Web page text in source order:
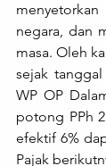
negara, dan
masa. Oleh
sejak
WP OP
potong PPh
efektif 6%
Pajak